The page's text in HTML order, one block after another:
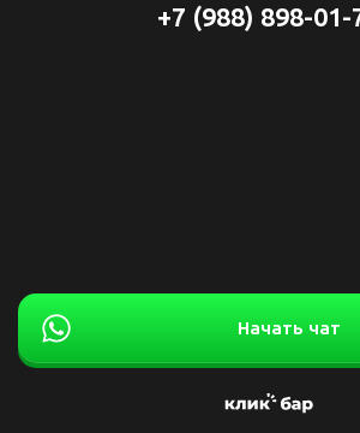
+7 (988) 898-01-
Начать чат